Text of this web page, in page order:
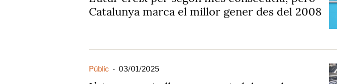
Catalunya marca el millor gener des del 2008
Públic - 03/01/2025